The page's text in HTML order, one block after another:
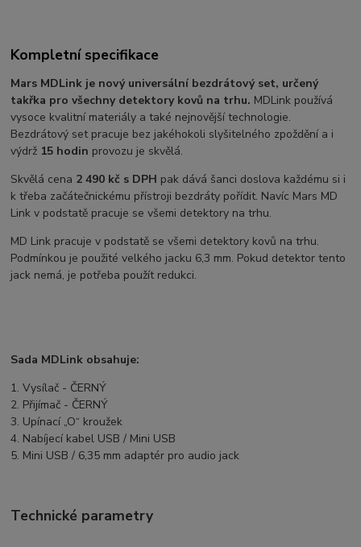
Kompletní specifikace
Mars MDLink je nový universální bezdrátový set, určený
takřka pro všechny detektory kovů na trhu. MDLink používá
vysoce kvalitní materiály a také nejnovější technologie.
Bezdrátový set pracuje bez jakéhokoli slyšitelného zpoždění a i
výdrž 15 hodin provozu je skvělá.
Skvělá cena 2 490 kč s DPH pak dává šanci doslova každému si i
k třeba začátečnickému přístroji bezdráty pořídit. Navíc Mars MD
Link v podstatě pracuje se všemi detektory na trhu.
MD Link pracuje v podstatě se všemi detektory kovů na trhu.
Podmínkou je použité velkého jacku 6,3 mm. Pokud detektor tento
jack nemá, je potřeba použít redukci.
Sada MDLink obsahuje:
1. Vysílač - ČERNÝ
2. Přijímač - ČERNÝ
3. Upínací „O“ kroužek
4. Nabíjecí kabel USB / Mini USB
5. Mini USB / 6,35 mm adaptér pro audio jack
Technické parametry